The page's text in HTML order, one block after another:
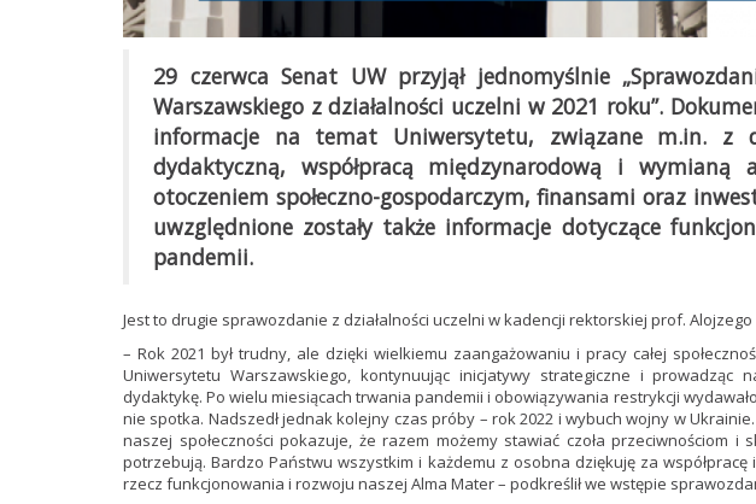
29 czerwca Senat UW przyjął jednomyślnie
Warszawskiego z działalności uczelni w 2021 roku”.
informacje na temat Uniwersytetu, związane m.in. z
dydaktyczną, współpracą międzynarodową i wymianą
otoczeniem społeczno-gospodarczym, finansami oraz
uwzględnione zostały także informacje dotyczące
pandemii.
Jest to drugie sprawozdanie z działalności uczelni w kadencji rektorskiej prof. Alojzego
– Rok 2021 był trudny, ale dzięki wielkiemu zaangażowaniu i pracy całej
Uniwersytetu Warszawskiego, kontynuując inicjatywy strategiczne i prowadząc
dydaktykę. Po wielu miesiącach trwania pandemii i obowiązywania restrykcji
nie spotka. Nadszedł jednak kolejny czas próby – rok 2022 i wybuch wojny w
naszej społeczności pokazuje, że razem możemy stawiać czoła przeciwnościom i
potrzebują. Bardzo Państwu wszystkim i każdemu z osobna dziękuję za współpracę
rzecz funkcjonowania i rozwoju naszej Alma Mater – podkreślił we wstępie